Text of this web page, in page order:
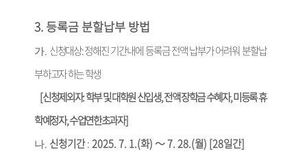
3.등록금 분할납부 방법
가. 신청대상:정해진 기간내에 등록금 전액 납부가 어려워 분할납
부하고자 하는 학생
[신청제외자:학부 및 대학원 신입생,전액 장학금 수혜자,미등록 휴
학예정자,수업연한초과자]
나. 신청기간:2025. 7. 1.(화)～7. 28.(월) [28일간]